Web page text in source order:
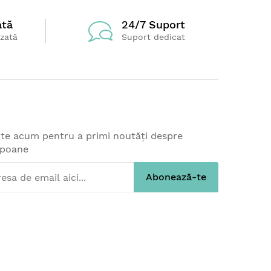
24/7 Suport
Suport dedicat
acum pentru a primi noutăți despre
Abonează-te